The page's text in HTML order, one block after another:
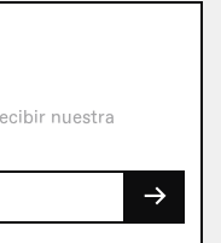
nuestra
→